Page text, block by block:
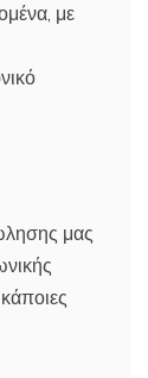
με
μας